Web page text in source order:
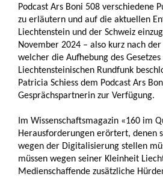
Podcast Ars Boni 508 verschiedene
zu erläutern und auf die aktuellen
Liechtenstein und der Schweiz
November 2024 – also kurz nach
welcher die Aufhebung des
Liechtensteinischen Rundfunk
Patricia Schiess dem Podcast Ars
Gesprächspartnerin zur Verfügung.
Im Wissenschaftsmagazin «160 im
Herausforderungen erörtert, denen
wegen der Digitalisierung stellen
müssen wegen seiner Kleinheit
Medienschaffende zusätzliche